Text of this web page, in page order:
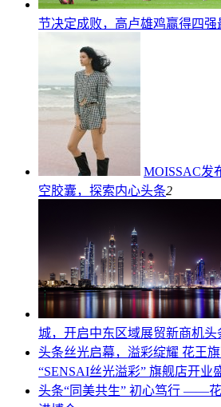
节决定成败，高卢雄鸡赢得四强
MOISSAC发
空胶囊，探索内心头条2
城，开启中东区域展贸新商机头
头条丝光启幕，溢彩绽耀 花王
“SENSAI丝光溢彩” 旗舰店开业
头条“同美共生” 初心笃行 ——